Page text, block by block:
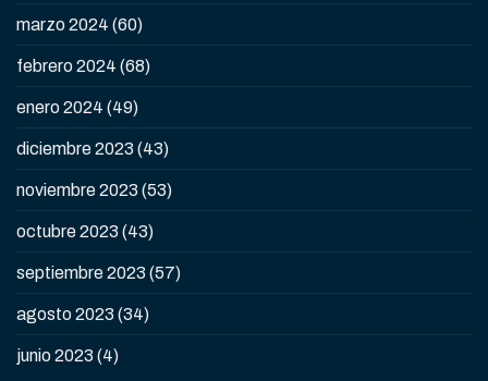
marzo 2024 (60)
febrero 2024 (68)
enero 2024 (49)
diciembre 2023 (43)
noviembre 2023 (53)
octubre 2023 (43)
septiembre 2023 (57)
agosto 2023 (34)
junio 2023 (4)